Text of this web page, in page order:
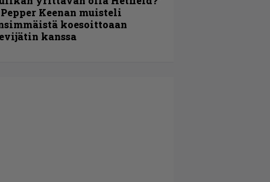
Keenan muisteli
koesoittoaan
kanssa